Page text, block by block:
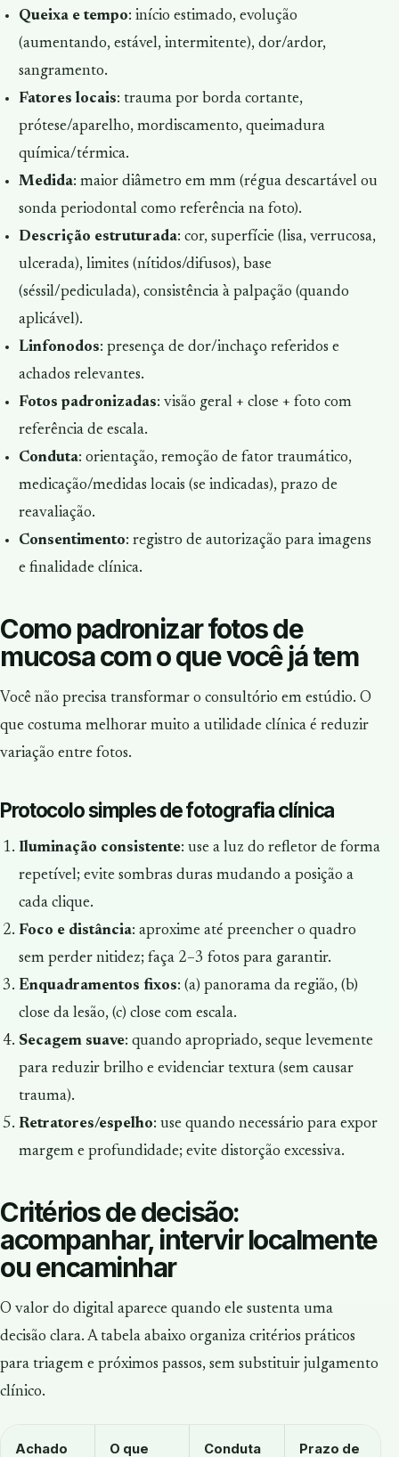
Queixa e tempo: início estimado, evolução
(aumentando, estável, intermitente), dor/ardor,
sangramento.
Fatores locais: trauma por borda cortante,
prótese/aparelho, mordiscamento, queimadura
química/térmica.
Medida: maior diâmetro em mm (régua descartável ou
sonda periodontal como referência na foto).
Descrição estruturada: cor, superfície (lisa, verrucosa,
ulcerada), limites (nítidos/difusos), base
(séssil/pediculada), consistência à palpação (quando
aplicável).
Linfonodos: presença de dor/inchaço referidos e
achados relevantes.
Fotos padronizadas: visão geral + close + foto com
referência de escala.
Conduta: orientação, remoção de fator traumático,
medicação/medidas locais (se indicadas), prazo de
reavaliação.
Consentimento: registro de autorização para imagens
e finalidade clínica.
Como padronizar fotos de
mucosa com o que você já tem
Você não precisa transformar o consultório em estúdio. O
que costuma melhorar muito a utilidade clínica é reduzir
variação entre fotos.
Protocolo simples de fotografia clínica
Iluminação consistente: use a luz do refletor de forma
repetível; evite sombras duras mudando a posição a
cada clique.
Foco e distância: aproxime até preencher o quadro
sem perder nitidez; faça 2–3 fotos para garantir.
Enquadramentos fixos: (a) panorama da região, (b)
close da lesão, (c) close com escala.
Secagem suave: quando apropriado, seque levemente
para reduzir brilho e evidenciar textura (sem causar
trauma).
Retratores/espelho: use quando necessário para expor
margem e profundidade; evite distorção excessiva.
Critérios de decisão:
acompanhar, intervir localmente
ou encaminhar
O valor do digital aparece quando ele sustenta uma
decisão clara. A tabela abaixo organiza critérios práticos
para triagem e próximos passos, sem substituir julgamento
clínico.
Achado O que Conduta Prazo de